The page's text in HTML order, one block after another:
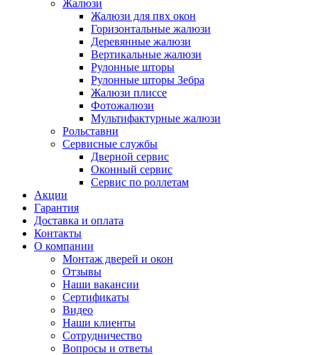
Жалюзи
Жалюзи для пвх окон
Горизонтальные жалюзи
Деревянные жалюзи
Вертикальные жалюзи
Рулонные шторы
Рулонные шторы Зебра
Жалюзи плиссе
Фотожалюзи
Мультифактурные жалюзи
Рольставни
Сервисные службы
Дверной сервис
Оконный сервис
Сервис по роллетам
Акции
Гарантия
Доставка и оплата
Контакты
О компании
Монтаж дверей и окон
Отзывы
Наши вакансии
Сертификаты
Видео
Наши клиенты
Сотрудничество
Вопросы и ответы